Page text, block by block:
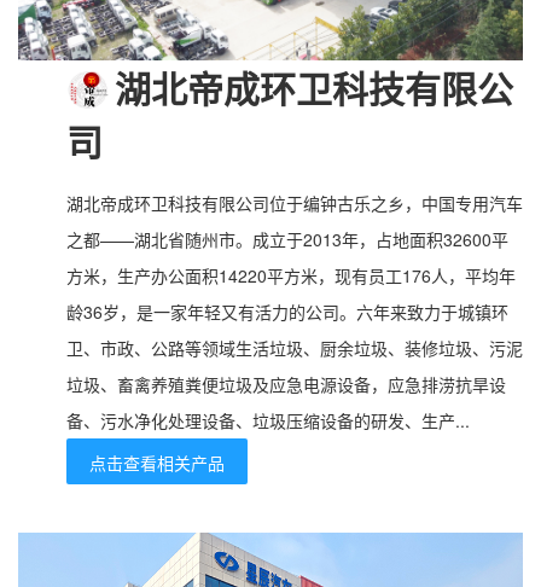
湖北帝成环卫科技有限公
司
湖北帝成环卫科技有限公司位于编钟古乐之乡，中国专用汽车
之都——湖北省随州市。成立于2013年，占地面积32600平
方米，生产办公面积14220平方米，现有员工176人，平均年
龄36岁，是一家年轻又有活力的公司。六年来致力于城镇环
卫、市政、公路等领域生活垃圾、厨余垃圾、装修垃圾、污泥
垃圾、畜禽养殖粪便垃圾及应急电源设备，应急排涝抗旱设
备、污水净化处理设备、垃圾压缩设备的研发、生产...
点击查看相关产品